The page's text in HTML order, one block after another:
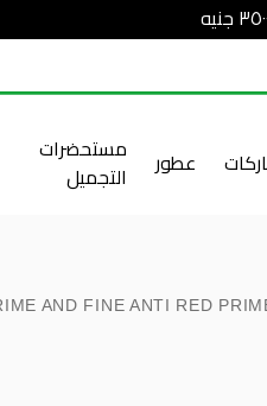
عطور
مستحضرات
التجميل
AND FINE ANTI RED